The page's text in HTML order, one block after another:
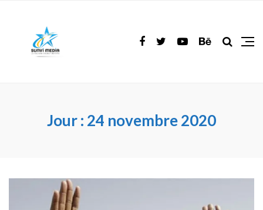
Jour : 24 novembre 2020